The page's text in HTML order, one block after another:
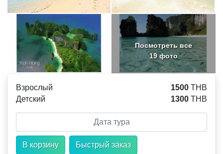
Посмотреть все
19 фото
Взрослый 1500 THB
Детский
1300 THB